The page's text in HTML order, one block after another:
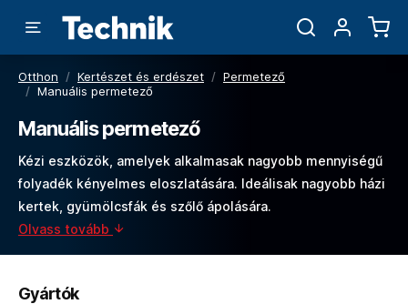
Otthon / Kertészet és erdészet / Permetező
/ Manuális permetező
Manuális permetező
Kézi eszközök, amelyek alkalmasak nagyobb mennyiségű
folyadék kényelmes eloszlatására. Ideálisak nagyobb házi
kertek, gyümölcsfák és szőlő ápolására.
Olvass tovább
Gyártók